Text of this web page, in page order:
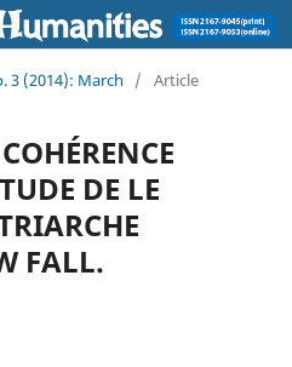
3 (2014): March / Article
DE LE
FALL.